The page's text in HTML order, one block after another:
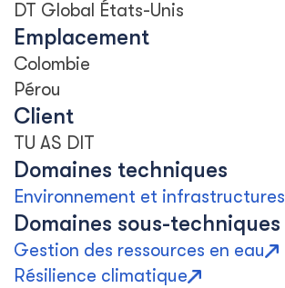
DT Global États-Unis
Emplacement
Colombie
Pérou
Client
TU AS DIT
Domaines techniques
Environnement et infrastructures
Domaines sous-techniques
Gestion des ressources en eau
Résilience climatique